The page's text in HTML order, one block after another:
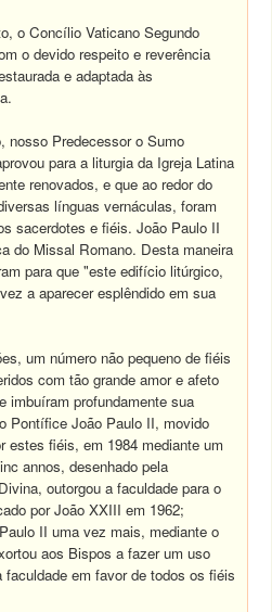
o Concílio Vaticano Segundo
o devido respeito e reverência
e adaptada às
nosso Predecessor o Sumo
para a liturgia da Igreja Latina
renovados, e que ao redor do
línguas vernáculas, foram
sacerdotes e fiéis. João Paulo II
do Missal Romano. Desta maneira
para que "este edifício litúrgico,
a aparecer esplêndido em sua
um número não pequeno de fiéis
com tão grande amor e afeto
imbuíram profundamente sua
Pontífice João Paulo II, movido
estes fiéis, em 1984 mediante um
annos, desenhado pela
outorgou a faculdade para o
por João XXIII em 1962;
II uma vez mais, mediante o
aos Bispos a fazer um uso
em favor de todos os fiéis